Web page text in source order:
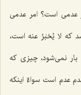
عدمی است؟ امر عدمی
که لا یُخبَرُ عنه است،
نمی‌شود، چیزی که
عدم است سواءٌ اینکه